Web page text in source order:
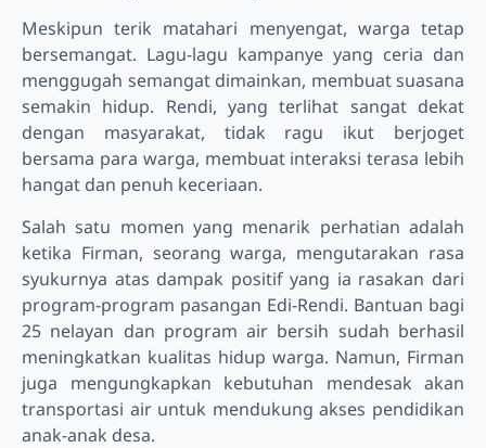
Meskipun terik matahari menyengat, warga tetap
bersemangat. Lagu-lagu kampanye yang ceria dan
menggugah semangat dimainkan, membuat suasana
semakin hidup. Rendi, yang terlihat sangat dekat
dengan masyarakat, tidak ragu ikut berjoget
bersama para warga, membuat interaksi terasa lebih
hangat dan penuh keceriaan.
Salah satu momen yang menarik perhatian adalah
ketika Firman, seorang warga, mengutarakan rasa
syukurnya atas dampak positif yang ia rasakan dari
program-program pasangan Edi-Rendi. Bantuan bagi
25 nelayan dan program air bersih sudah berhasil
meningkatkan kualitas hidup warga. Namun, Firman
juga mengungkapkan kebutuhan mendesak akan
transportasi air untuk mendukung akses pendidikan
anak-anak desa.